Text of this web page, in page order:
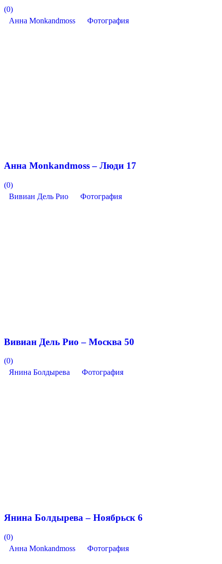
(0)
Анна Monkandmoss
Фотография
Анна Monkandmoss – Люди 17
(0)
Вивиан Дель Рио
Фотография
Вивиан Дель Рио – Москва 50
(0)
Янина Болдырева
Фотография
Янина Болдырева – Ноябрьск 6
(0)
Анна Monkandmoss
Фотография